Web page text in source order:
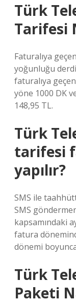
Türk
Tarifesi
Faturalıya
yoğunluğu
faturalıya
yöne 1000 DK
148,95 TL.
Türk
tarifesi
yapılır?
SMS ile
SMS
kapsamındaki
fatura
dönemi
Türk
Paketi